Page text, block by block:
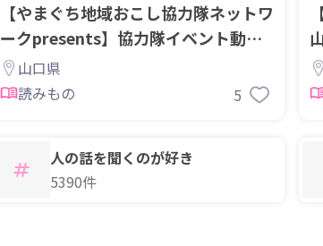
【やまぐち地域おこし協力隊ネットワ
ークpresents】協力隊イベント動画
公開中！
山口県
読みもの
5
人の話を聞くのが好き
5390件